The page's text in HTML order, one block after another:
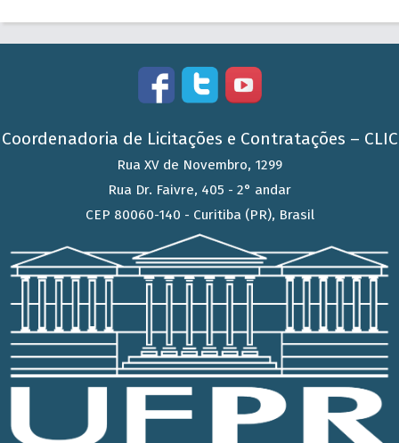
Coordenadoria de Licitações e Contratações – CLIC
Rua XV de Novembro, 1299
Rua Dr. Faivre, 405 - 2° andar
CEP 80060-140 - Curitiba (PR), Brasil